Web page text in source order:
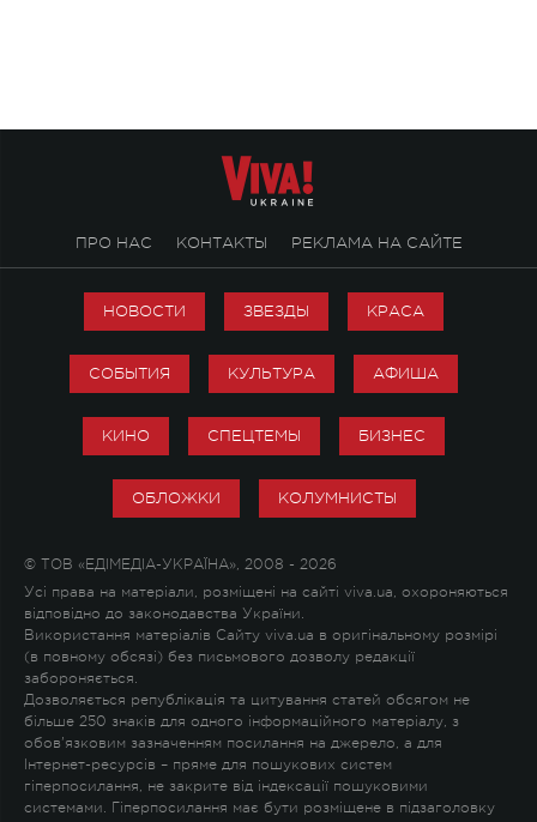
ПРО НАС КОНТАКТЫ РЕКЛАМА НА САЙТЕ
НОВОСТИ ЗВЕЗДЫ КРАСА
СОБЫТИЯ КУЛЬТУРА АФИША
КИНО СПЕЦТЕМЫ БИЗНЕС
ОБЛОЖКИ КОЛУМНИСТЫ
© ТОВ «ЕДІМЕДІА-УКРАЇНА», 2008 - 2026
Усі права на матеріали, розміщені на сайті viva.ua, охороняються
відповідно до законодавства України.
Використання матеріалів Сайту viva.ua в оригінальному розмірі
(в повному обсязі) без письмового дозволу редакції
забороняється.
Дозволяється републікація та цитування статей обсягом не
більше 250 знаків для одного інформаційного матеріалу, з
обов'язковим зазначенням посилання на джерело, а для
Інтернет-ресурсів – пряме для пошукових систем
гіперпосилання, не закрите від індексації пошуковими
системами. Гіперпосилання має бути розміщене в підзаголовку